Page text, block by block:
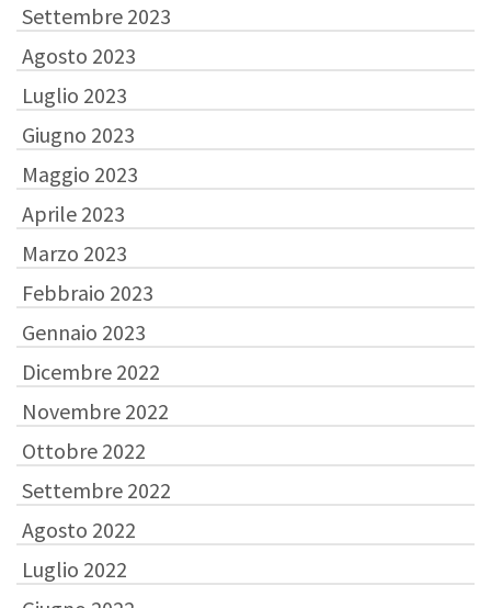
Settembre 2023
Agosto 2023
Luglio 2023
Giugno 2023
Maggio 2023
Aprile 2023
Marzo 2023
Febbraio 2023
Gennaio 2023
Dicembre 2022
Novembre 2022
Ottobre 2022
Settembre 2022
Agosto 2022
Luglio 2022